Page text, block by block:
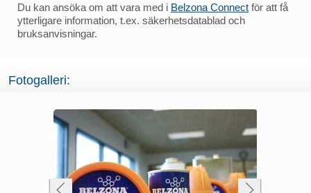
Du kan ansöka om att vara med i Belzona Connect för att få
ytterligare information, t.ex. säkerhetsdatablad och
bruksanvisningar.
Fotogalleri: